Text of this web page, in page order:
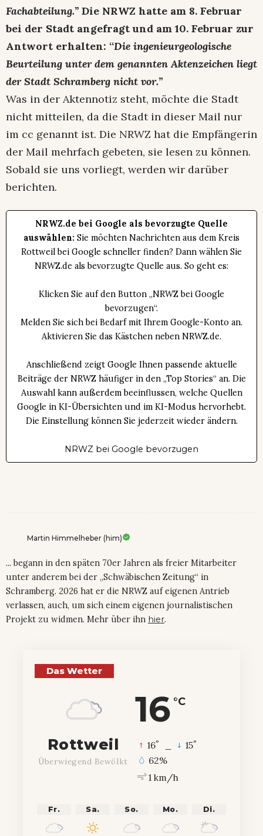
Fachabteilung.” Die NRWZ hatte am 8. Februar
bei der Stadt angefragt und am 10. Februar zur
Antwort erhalten: “Die ingenieurgeologische
Beurteilung unter dem genannten Aktenzeichen liegt
der Stadt Schramberg nicht vor.”
Was in der Aktennotiz steht, möchte die Stadt
nicht mitteilen, da die Stadt in dieser Mail nur
im cc genannt ist. Die NRWZ hat die Empfängerin
der Mail mehrfach gebeten, sie lesen zu können.
Sobald sie uns vorliegt, werden wir darüber
berichten.
NRWZ.de bei Google als bevorzugte Quelle
auswählen: Sie möchten Nachrichten aus dem Kreis
Rottweil bei Google schneller finden? Dann wählen Sie
NRWZ.de als bevorzugte Quelle aus. So geht es:
Klicken Sie auf den Button „NRWZ bei Google
bevorzugen“.
Melden Sie sich bei Bedarf mit Ihrem Google-Konto an.
Aktivieren Sie das Kästchen neben NRWZ.de.
Anschließend zeigt Google Ihnen passende aktuelle
Beiträge der NRWZ häufiger in den „Top Stories“ an. Die
Auswahl kann außerdem beeinflussen, welche Quellen
Google in KI-Übersichten und im KI-Modus hervorhebt.
Die Einstellung können Sie jederzeit wieder ändern.
NRWZ bei Google bevorzugen
Martin Himmelheber (him)
... begann in den späten 70er Jahren als freier Mitarbeiter
unter anderem bei der „Schwäbischen Zeitung“ in
Schramberg. 2026 hat er die NRWZ auf eigenen Antrieb
verlassen, auch, um sich einem eigenen journalistischen
Projekt zu widmen. Mehr über ihn hier.
Das Wetter
16 °C
Rottweil
Überwiegend Bewölkt
16° 15°
62%
1 km/h
Fr. Sa. So. Mo. Di.